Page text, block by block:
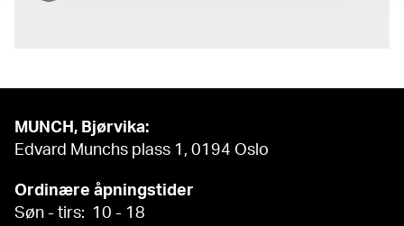
MUNCH, Bjørvika:
Edvard Munchs plass 1, 0194 Oslo
Ordinære åpningstider
Søn - tirs: 10 - 18